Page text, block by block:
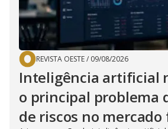
REVISTA OESTE/ 09/08/2026
Inteligência artificial
o principal problema
de riscos no